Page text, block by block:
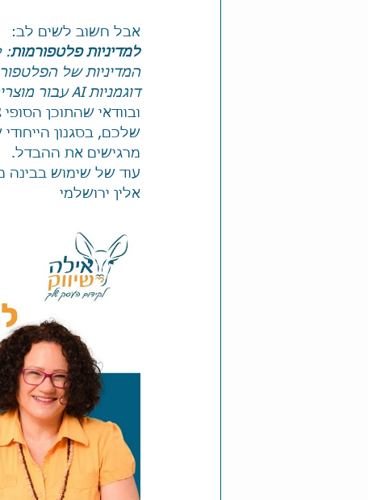
אבל חשוב לשים לב:
למדיניות פלטפורמות
דוגמניות AI עבור מוצרים פיזיים, והפרה עלולה להוביל לסגירת החנות שלכם.
ובוודאי שהתוכן
מרגישים את ההבדל.
עוד של שימוש בבינה
אלין ירושלמי